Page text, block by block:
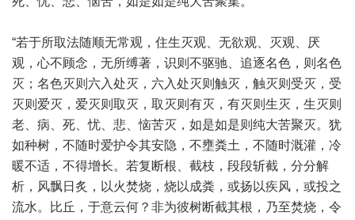
“若于所取法随顺无常观，住生灭观、无欲观、灭观、厌
观，心不顾念，无所缚著，识则不驱驰、追逐名色，则名色
灭；名色灭则六入处灭，六入处灭则触灭，触灭则受灭，受
灭则爱灭，爱灭则取灭，取灭则有灭，有灭则生灭，生灭则
老、病、死、忧、悲、恼苦灭，如是如是则纯大苦聚灭。犹
如种树，不随时爱护令其安隐，不壅粪土，不随时溉灌，冷
暖不适，不得增长。若复断根、截枝，段段斩截，分分解
析，风飘日炙，以火焚烧，烧以成粪，或扬以疾风，或投之
流水。比丘，于意云何？非为彼树断截其根，乃至焚烧，令